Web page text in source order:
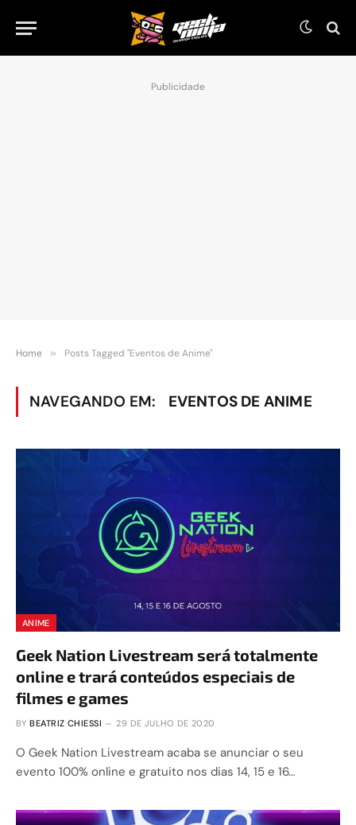
Publicidade
Home » Posts Tagged "Eventos de Anime"
NAVEGANDO EM: EVENTOS DE ANIME
ANIME
Geek Nation Livestream será totalmente
online e trará conteúdos especiais de
filmes e games
BY BEATRIZ CHIESSI 29 DE JULHO DE 2020
O Geek Nation Livestream acaba se anunciar o seu
evento 100% online e gratuito nos dias 14, 15 e 16…